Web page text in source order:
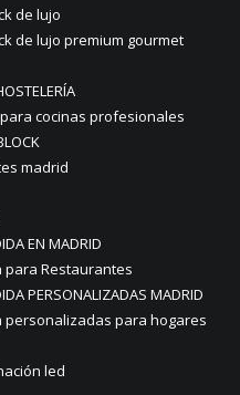
de lujo
de lujo premium gourmet
cocinas profesionales
madrid
EN MADRID
para Restaurantes
PERSONALIZADAS MADRID
personalizadas para hogares
led